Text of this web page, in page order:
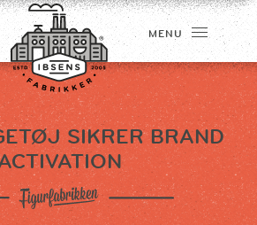
MENU
SIKRER BRAND